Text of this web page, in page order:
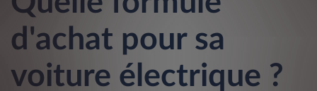
d'achat pour sa
voiture électrique ?